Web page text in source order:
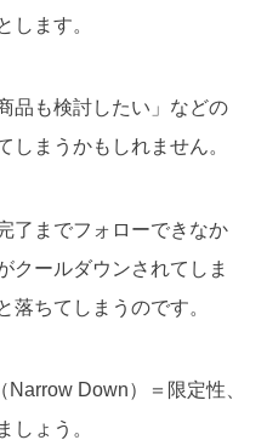
します。
品も検討したい」などの
しまうかもしれません。
了までフォローできなか
クールダウンされてしま
落ちてしまうのです。
Down）＝限定性、
しょう。